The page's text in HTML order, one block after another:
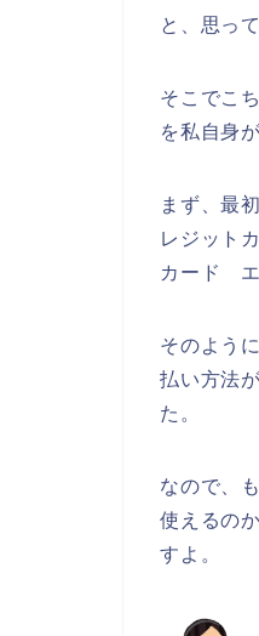
と、思っ
そこでこ
を私自身
まず、最
レジット
カード エ
そのよう
払い方法
た。
なので、
使えるの
すよ。